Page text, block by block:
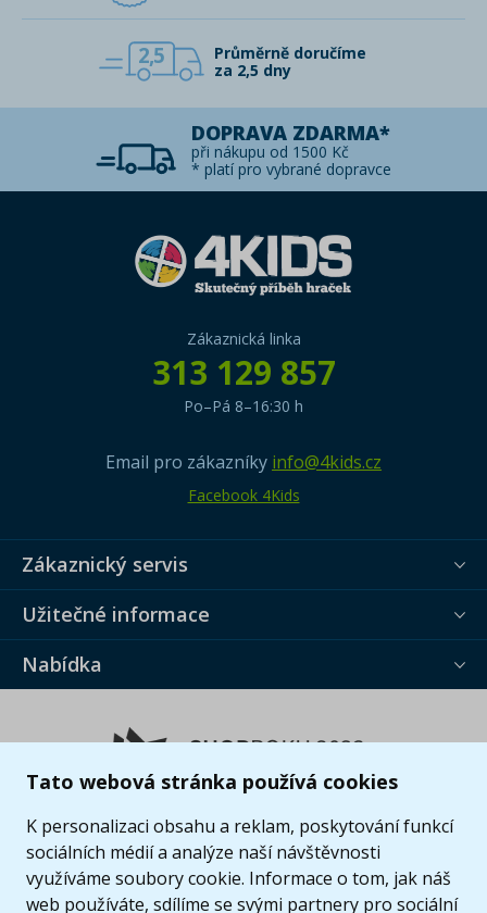
Tato webová stránka používá cookies
K personalizaci obsahu a reklam, poskytování funkcí
sociálních médií a analýze naší návštěvnosti
využíváme soubory cookie. Informace o tom, jak náš
web používáte, sdílíme se svými partnery pro sociální
2,5
Průměrně doručíme
za 2,5 dny
DOPRAVA ZDARMA*
při nákupu od 1500 Kč
* platí pro vybrané dopravce
Zákaznická linka
313 129 857
Po–Pá 8–16:30 h
Email pro zákazníky info@4kids.cz
Facebook 4Kids
Zákaznický servis
Užitečné informace
Nabídka